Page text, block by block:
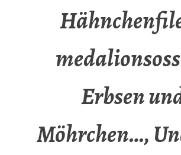
Erbsen
Möhrchen…,